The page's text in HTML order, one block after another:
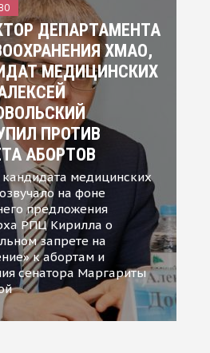
ДЕПАРТАМЕНТА
ХМАО,
МЕДИЦИНСКИХ
ПРОТИВ
АБОРТОВ
медицинских
на фоне
предложения
РПЦ Кирилла о
запрете на
к абортам и
сенатора Маргариты